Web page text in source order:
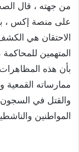
من جهته ، قال
على منصة إكس ،
الاحتقان هي
المتهمين
بأن هذه
ممارساته القمعية
والقتل في السجون
المواطنين